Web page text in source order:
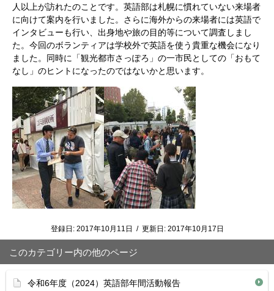
人以上が訪れたのことです。英語部は札幌に慣れていない来場者
に向けて案内を行いました。さらに海外からの来場者には英語で
インタビューも行い、出身地や旅の目的等について調査しまし
た。今回のボランティアは学校外で英語を使う貴重な機会になり
ました。同時に「観光都市さっぽろ」の一市民としての「おもて
なし」のヒントになったのではないかと思います。
登録日: 2017年10月11日 / 更新日: 2017年10月17日
このカテゴリー内の他のページ
令和6年度（2024）英語部年間活動報告